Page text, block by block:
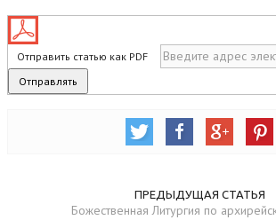
Отправить статью как PDF
ПРЕДЫДУЩАЯ СТАТЬЯ
Божественная Литургия по